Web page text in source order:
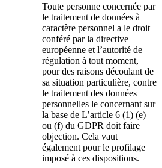
Toute personne concernée par
le traitement de données à
caractère personnel a le droit
conféré par la directive
européenne et l’autorité de
régulation à tout moment,
pour des raisons découlant de
sa situation particulière, contre
le traitement des données
personnelles le concernant sur
la base de L’article 6 (1) (e)
ou (f) du GDPR doit faire
objection. Cela vaut
également pour le profilage
imposé à ces dispositions.